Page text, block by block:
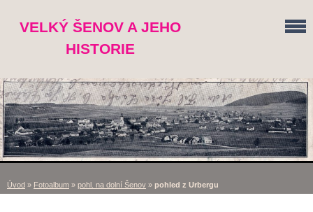
VELKÝ ŠENOV A JEHO
HISTORIE
Úvod » Fotoalbum » pohl. na dolní Šenov » pohled z Urbergu